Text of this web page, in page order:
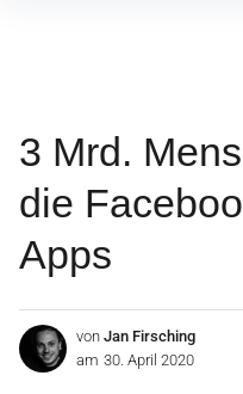
3 Mrd.
die
Apps
von Jan Firsching
am 30. April 2020